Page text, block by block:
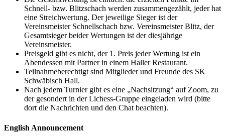
Schnell- bzw. Blitzschach werden zusammengezählt, jeder hat
eine Streichwertung. Der jeweilige Sieger ist der
Vereinsmeister Schnellschach bzw. Vereinsmeister Blitz, der
Gesamtsieger beider Wertungen ist der diesjährige
Vereinsmeister.
Preisgeld gibt es nicht, der 1. Preis jeder Wertung ist ein
Abendessen mit Partner in einem Haller Restaurant.
Teilnahmeberechtigt sind Mitglieder und Freunde des SK
Schwäbisch Hall.
Nach jedem Turnier gibt es eine „Nachsitzung“ auf Zoom, zu
der gesondert in der Lichess-Gruppe eingeladen wird (bitte
dort die Nachrichten und den Chat beachten).
English Announcement